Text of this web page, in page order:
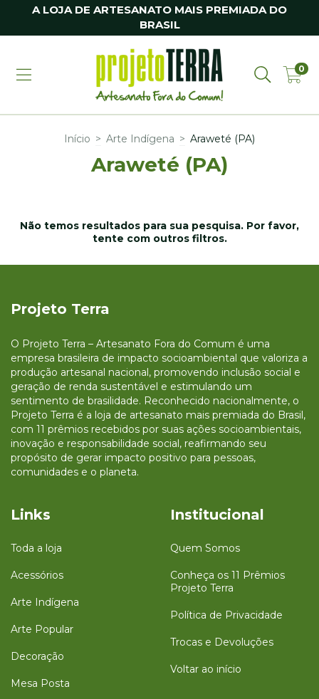
A LOJA DE ARTESANATO MAIS PREMIADA DO
BRASIL
0
Início > Arte Indígena > Araweté (PA)
Araweté (PA)
Não temos resultados para sua pesquisa. Por favor,
tente com outros filtros.
Projeto Terra
O Projeto Terra – Artesanato Fora do Comum é uma
empresa brasileira de impacto socioambiental que valoriza a
produção artesanal nacional, promovendo inclusão social e
geração de renda sustentável e estimulando um
sentimento de brasilidade. Reconhecido nacionalmente, o
Projeto Terra é a loja de artesanato mais premiada do Brasil,
com 11 prêmios recebidos por suas ações socioambientais,
inovação e responsabilidade social, reafirmando seu
propósito de gerar impacto positivo para pessoas,
comunidades e o planeta.
Links
Toda a loja
Acessórios
Arte Indígena
Arte Popular
Decoração
Mesa Posta
Institucional
Quem Somos
Conheça os 11 Prêmios
Projeto Terra
Política de Privacidade
Trocas e Devoluções
Voltar ao início